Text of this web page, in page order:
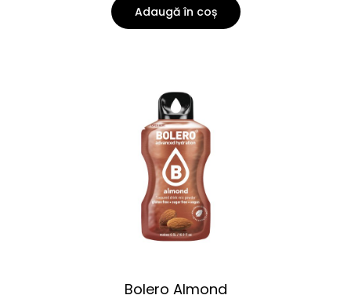
Adaugă în coș
Bolero Almond